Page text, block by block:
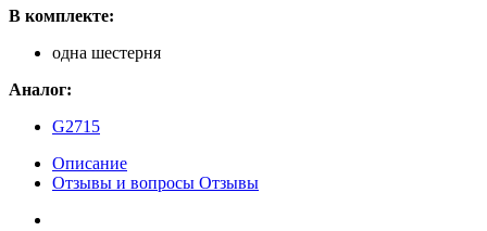
В комплекте:
одна шестерня
Аналог:
G2715
Описание
Отзывы и вопросы Отзывы